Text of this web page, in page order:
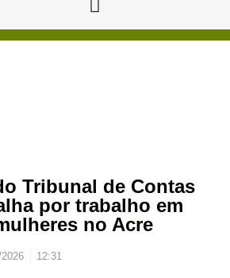
Tribunal de Contas
por trabalho em
no Acre
12:31